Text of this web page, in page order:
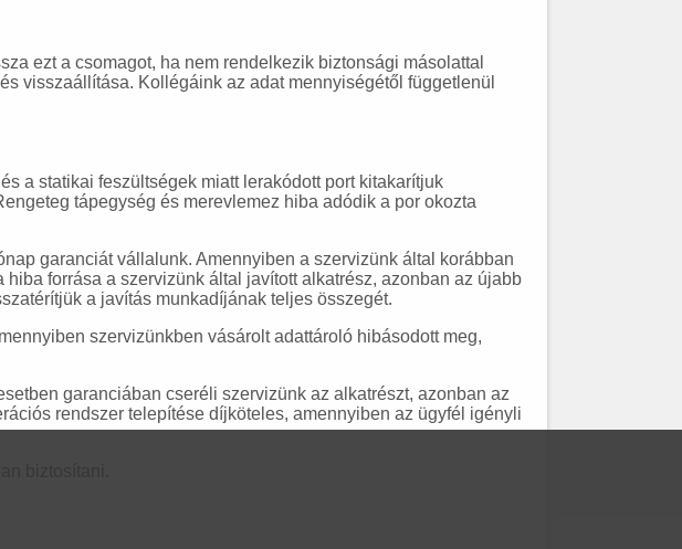
ezt a csomagot, ha nem rendelkezik biztonsági másolattal
visszaállítása. Kollégáink az adat mennyiségétől függetlenül
a statikai feszültségek miatt lerakódott port kitakarítjuk
tápegység és merevlemez hiba adódik a por okozta
garanciát vállalunk. Amennyiben a szervizünk által korábban
forrása a szervizünk által javított alkatrész, azonban az újabb
a javítás munkadíjának teljes összegét.
szervizünkben vásárolt adattároló hibásodott meg,
garanciában cseréli szervizünk az alkatrészt, azonban az
rendszer telepítése díjköteles, amennyiben az ügyfél igényli